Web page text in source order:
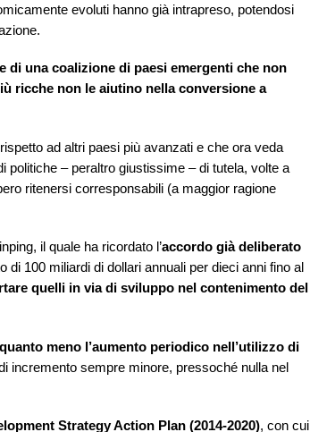
evoluti hanno già intrapreso, potendosi
di una coalizione di paesi emergenti che non
ricche non le aiutino nella conversione a
ad altri paesi più avanzati e che ora veda
politiche – peraltro giustissime – di tutela, volte a
ritenersi corresponsabili (a maggior ragione
il quale ha ricordato l’accordo già deliberato
di 100 miliardi di dollari annuali per dieci anni fino al
quelli in via di sviluppo nel contenimento del
meno l’aumento periodico nell’utilizzo di
incremento sempre minore, pressoché nulla nel
Strategy Action Plan (2014-2020), con cui